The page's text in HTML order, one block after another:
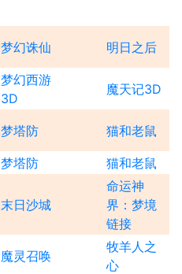
梦幻诛仙 明日之后
梦幻西游
3D
魔天记3D
梦塔防 猫和老鼠
梦塔防 猫和老鼠
末日沙城
命运神
界：梦境
链接
魔灵召唤
牧羊人之
心